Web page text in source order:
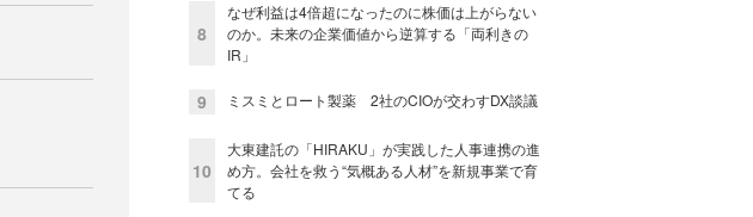
8
なぜ利益は4倍超になったのに株価は上がらない
のか。未来の企業価値から逆算する「両利きの
IR」
9 ミスミとロート製薬 2社のCIOが交わすDX談議
10
大東建託の「HIRAKU」が実践した人事連携の進
め方。会社を救う“気概ある人材”を新規事業で育
てる